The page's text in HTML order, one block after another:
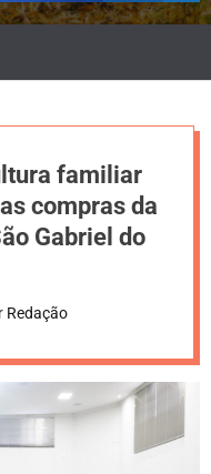
familiar
compras da
Gabriel do
Redação